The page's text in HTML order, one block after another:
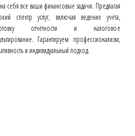
на себя все ваши финансовые задачи. Предлагая
спектр услуг, включая ведение учёта,
отчётности и налоговое
Гарантируем профессионализм,
и индивидуальный подход.